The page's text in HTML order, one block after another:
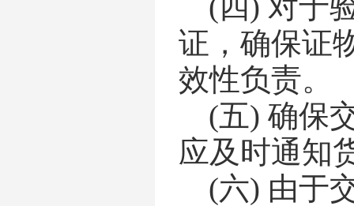
证，确保证
效性负责。
(五) 确保
应及时通知
(六) 由于